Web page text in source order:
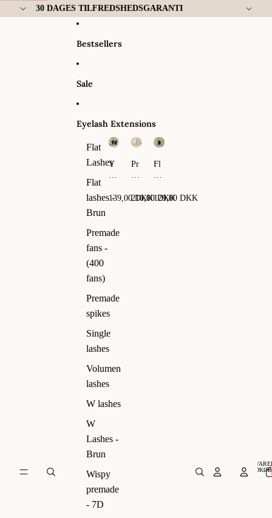
30 DAGES TILFREDSHEDSGARANTI
Bestsellers
Sale
Eyelash Extensions
Flat
Lashes
Flat
lashes -
Brun
Premade
fans -
(400
fans)
Premade
spikes
Single
lashes
Volumen
lashes
W lashes
W
Lashes -
Brun
Wispy
premade
- 7D
Y
sh
139,00 DKK
Pr
e
210,00 DKK
Fl
sh
129,00 DKK